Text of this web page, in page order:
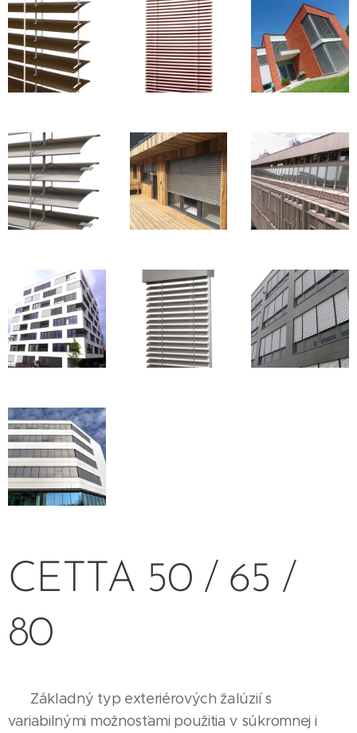
CETTA 50 / 65 /
80
Základný typ exteriérových žalúzií s
variabilnými možnosťami použitia v súkromnej i